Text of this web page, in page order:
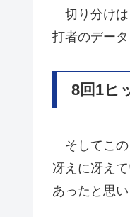
切り分けは
打者のデー
8回1ヒ
そしてこの
冴えに冴え
あったと思い